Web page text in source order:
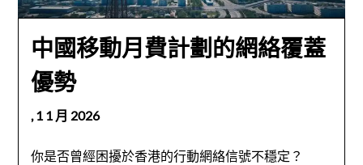
中國移動月費計劃的網絡覆蓋
優勢
,1 1 月 2026
你是否曾經困擾於香港的行動網絡信號不穩定？